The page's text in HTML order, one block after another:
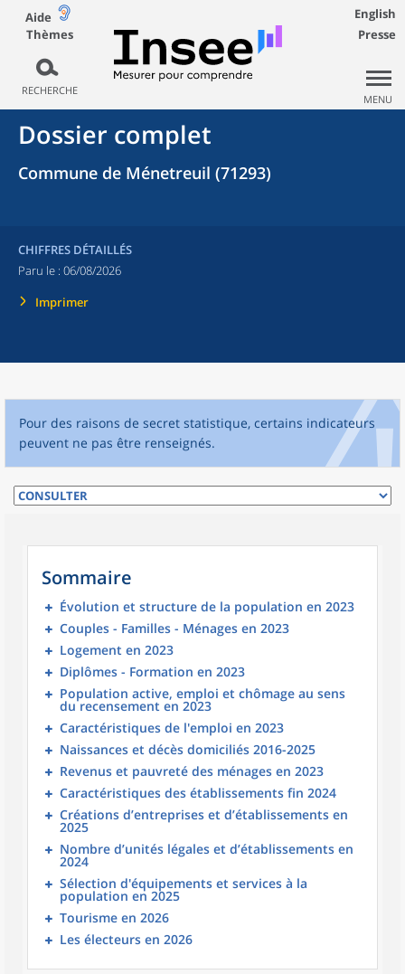
Aide
Thèmes
RECHERCHE
English
Presse
MENU
Dossier complet
Commune de Ménetreuil (71293)
CHIFFRES DÉTAILLÉS
Paru le : 06/08/2026
Imprimer
Pour des raisons de secret statistique, certains indicateurs
peuvent ne pas être renseignés.
Sommaire
Évolution et structure de la population en 2023
Couples - Familles - Ménages en 2023
Logement en 2023
Diplômes - Formation en 2023
Population active, emploi et chômage au sens
du recensement en 2023
Caractéristiques de l'emploi en 2023
Naissances et décès domiciliés 2016-2025
Revenus et pauvreté des ménages en 2023
Caractéristiques des établissements fin 2024
Créations d’entreprises et d’établissements en
2025
Nombre d’unités légales et d’établissements en
2024
Sélection d'équipements et services à la
population en 2025
Tourisme en 2026
Les électeurs en 2026